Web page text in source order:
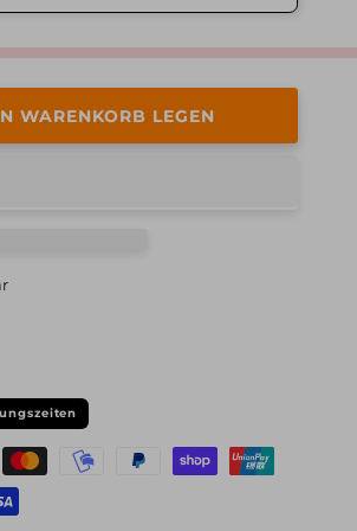
WARENKORB LEGEN